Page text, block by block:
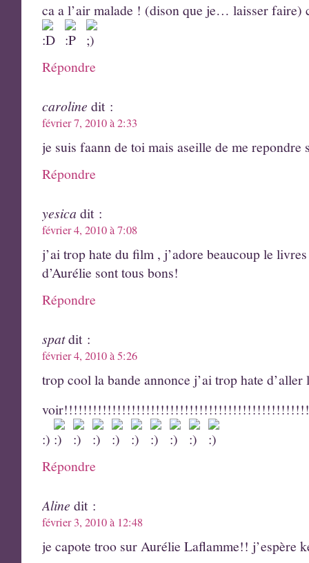
ca a l’air malade ! (dison que je… laisser
Répondre
caroline dit :
février 7, 2010 à 2:33
je suis faann de toi mais aseille de me repondre
Répondre
yesica dit :
février 4, 2010 à 7:08
j’ai trop hate du film , j’adore beaucoup le
d’Aurélie sont tous bons!
Répondre
spatdit :
février 4, 2010 à 5:26
trop cool la bande annonce j’ai trop hate d’aller
:)
Répondre
Aline dit :
février 3, 2010 à 12:48
je capote troo sur Aurélie Laflamme!! j’espère